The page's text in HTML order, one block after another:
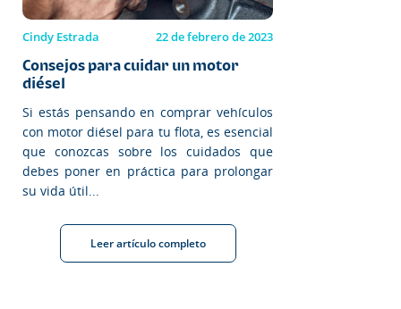
Cindy Estrada 22 de febrero de 2023
Consejos para cuidar un motor
diésel
Si estás pensando en comprar vehículos
con motor diésel para tu flota, es esencial
que conozcas sobre los cuidados que
debes poner en práctica para prolongar
su vida útil...
Leer artículo completo